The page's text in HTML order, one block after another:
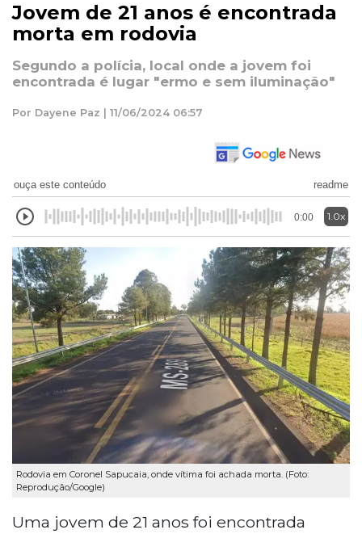
Jovem de 21 anos é encontrada
morta em rodovia
Segundo a polícia, local onde a jovem foi
encontrada é lugar "ermo e sem iluminação"
Por Dayene Paz | 11/06/2024 06:57
ouça este conteúdo readme
0:00 1.0x
Rodovia em Coronel Sapucaia, onde vítima foi achada morta. (Foto:
Reprodução/Google)
Uma jovem de 21 anos foi encontrada